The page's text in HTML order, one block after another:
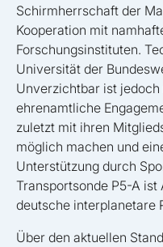
Schirmherrschaft der
Kooperation mit
Forschungsinstituten.
Universität der
Unverzichtbar ist
ehrenamtliche
zuletzt mit ihren
möglich machen und
Unterstützung durch
Transportsonde P5-A ist
deutsche interplanetare
Über den aktuellen